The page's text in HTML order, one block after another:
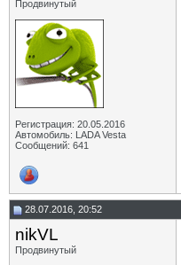
Продвинутый
Регистрация: 20.05.2016
Автомобиль: LADA Vesta
Сообщений: 641
28.07.2016, 20:52
nikVL
Продвинутый